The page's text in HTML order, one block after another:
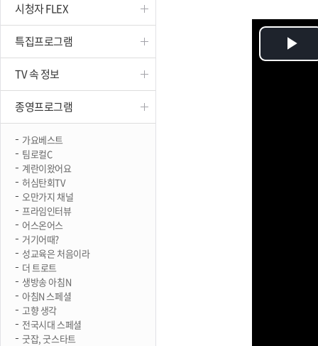
시청자 FLEX
특집프로그램
TV 속 정보
종영프로그램
가요베스트
팀로컬C
계란이왔어요
허심탄회TV
오만가지 채널
프라임인터뷰
어스온어스
거기어때?
성교육은 처음이라
더 트로트
생방송 아침N
아침N 스페셜
고향 생각
전국시대 스페셜
굿잡, 굿스타트